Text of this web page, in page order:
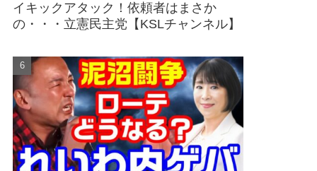
イキックアタック！依頼者はまさか
の・・・立憲民主党【KSLチャンネル】